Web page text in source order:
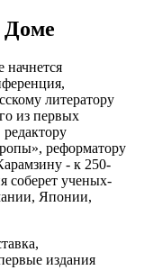
начнется
литератору
из первых
реформатору
- к 250-
соберет ученых-
Японии,
издания